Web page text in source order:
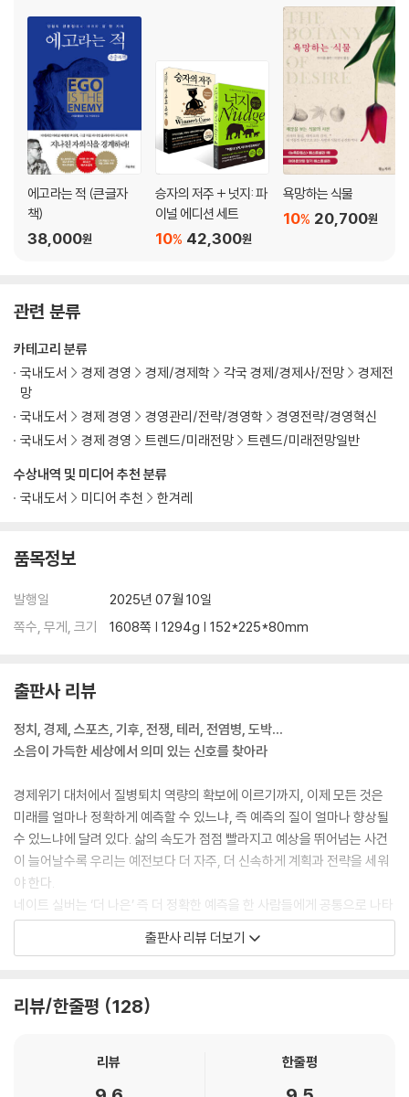
7. 전염병│모든 모델은 빗나가지만 몇몇 모델은 유용하다
‘신종플루 대실패’의 후속편인가?｜외삽이 위험해질 때｜자기충족적 예
측과 자기부정적 예측｜‘정교한’ 단순함｜심플루SimFlu｜예측이 빗나
갈 수밖에 없을 때 해야 할 일
Ⅲ. 예측의 질을 높여 미래를 포착하는 법
8. 베이즈 정리│조금씩 조금씩 덜 틀리는 법
과 진보｜베이즈 정리의 간단한 수학｜거짓 양성 문제｜빈도주의가 베이
즈주의를 반박하다｜맥락 없는 데이터는 무용지물이다｜베이즈주의 도
박사, 밥｜진리로 수렴하는 베이즈주의
체스를 두는 컴퓨터｜체스, 예측, 그리고 휴리스틱｜카스파로프와 딥블
술｜종말의 첫 조짐｜기계가 인간을 이기다｜체스 고수를 버벅거리게 만
드는 법｜버그일까, 비장의 무기일까?｜컴퓨터가 잘하는 것｜구글 검색
엔진: 대규모 시행착오가 가능할 때｜기술의 사각지대를 넘어서
10. 포커│상대의 허풍을 간파하는 법
포커 드림의 시작｜패 읽기의 기술｜확률적으로 사고하라｜슈뢰딩거의
포커 패｜상대를 혼란스럽게 하는 법｜예측의 파레토법칙｜고수와 호구:
포커 거품의 경제학｜거품이 꺼지다｜운이냐 실력이냐｜착각의 늪｜우
11. 주식│개인이 결코 시장을 이길 수 없다면
웰컴 투 베이즈랜드｜베이즈주의의 ‘보이지 않는 손’｜예측시장: 힐러리
효율적 시장 가설의 세 형태: 약형, 준강형, 강형｜효율적 시장 가설의 통
다른 사람을 따르는가?｜자기과신과 승자의 저주｜왜 거품은 쉽게 꺼지
지 않을까｜가격은 옳지 않다｜소음 트레이더｜착시와 패턴｜인지적 지
12. 지구온난화│건강한 회의론의 풍토가 필요하다
인과관계를 찾아서｜온실효과는 존재한다｜“로켓공학처럼 복잡한 얘기
가 아니라고요”｜세 가지 회의론｜지구온난화 예측에 관한 예측가 비평
｜모든 기후학자들이 동의하는 것｜컴퓨터 예측 모델을 의심하다｜기후
과학과 복잡성｜모델은 얼마만큼 복잡해야 할까?｜기후 예측의 불확실
성 요소 세 가지｜관측과 기록｜‘뜨거운 여름’이 올 것입니다｜불확실성
은 예측의 본질이다｜‘지구냉각화’가 알려주는 것｜예측과 과학은 긴밀하
한 가지 이유｜“우리는 길거리 패싸움 중입니다”｜과학과 정치 사이에서
신호는 있었지만 무엇을 뜻하는지 몰랐다｜‘낯선 것’과 ‘있을 법하지 않은
에고라는 적 (큰글자
책)
38,000원
승자의 저주 + 넛지: 파
이널 에디션 세트
42,300원
10%
욕망하는 식물
20,700원
10%
관련 분류
수상내역 및 미디어 추천 분류
국내도서
미디어 추천 한겨레
카테고리 분류
국내도서
경제 경영 경제/경제학 각국 경제/경제사/전망
경제전
망
국내도서
경제 경영 경영관리/전략/경영학
경영전략/경영혁신
국내도서
경제 경영 트렌드/미래전망 트렌드/미래전망일반
품목정보
발행일
2025년 07월 10일
쪽수, 무게, 크기
1608쪽 | 1294g | 152*225*80mm
출판사 리뷰
정치, 경제, 스포츠, 기후, 전쟁, 테러, 전염병, 도박…
소음이 가득한 세상에서 의미 있는 신호를 찾아라
경제위기 대처에서 질병퇴치 역량의 확보에 이르기까지, 이제 모든 것은
미래를 얼마나 정확하게 예측할 수 있느냐, 즉 예측의 질이 얼마나 향상될
수 있느냐에 달려 있다. 삶의 속도가 점점 빨라지고 예상을 뛰어넘는 사건
이 늘어날수록 우리는 예전보다 더 자주, 더 신속하게 계획과 전략을 세워
야 한다.
네이트 실버는 ‘더 나은’ 즉 더 정확한 예측을 한 사람들에게 공통으로 나타
나는 요소를 파악하기 위해 국립기상연구소에서 메이저리그 야구장으로,
포커판에서 주식시장으로, 국회의사당에서 NBA 경기장으로 다양한 분야
널드 럼스펠드 전 국방장관 등 미국을 움직이는 리더들을 인터뷰했고, 프
있게 취재했으며, 관련 분야 논문과 기사들을 샅샅이 찾아 공부했다(엄청
출판사 리뷰 더보기
리뷰/한줄평 128
리뷰 한줄평